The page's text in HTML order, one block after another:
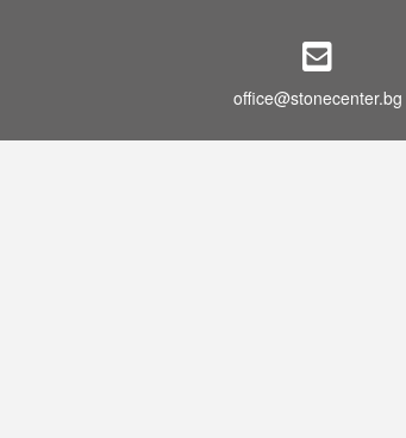
office@stonecenter.bg